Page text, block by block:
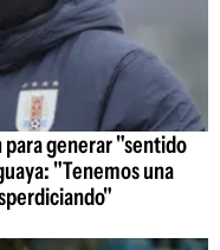
para generar "sentido
"Tenemos una